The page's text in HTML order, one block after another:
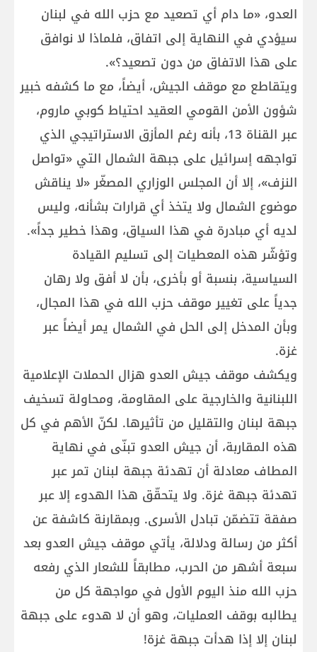
العدو، «ما دام أي تصعيد مع حزب الله في لبنان
سيؤدي في النهاية إلى اتفاق، فلماذا لا نوافق
على هذا الاتفاق من دون تصعيد؟».
ويتقاطع مع موقف الجيش، أيضاً، مع ما كشفه خبير
شؤون الأمن القومي العقيد احتياط كوبي ماروم،
عبر القناة 13، بأنه رغم المأزق الاستراتيجي الذي
تواجهه إسرائيل على جبهة الشمال التي «تواصل
النزف»، إلا أن المجلس الوزاري المصغّر «لا يناقش
موضوع الشمال ولا يتخذ أي قرارات بشأنه، وليس
لديه أي مبادرة في هذا السياق، وهذا خطير جداً».
وتؤشّر هذه المعطيات إلى تسليم القيادة
السياسية، بنسبة أو بأخرى، بأن لا أفق ولا رهان
جدياً على تغيير موقف حزب الله في هذا المجال،
وبأن المدخل إلى الحل في الشمال يمر أيضاً عبر
غزة.
ويكشف موقف جيش العدو هزال الحملات الإعلامية
اللبنانية والخارجية على المقاومة، ومحاولة تسخيف
جبهة لبنان والتقليل من تأثيرها. لكنّ الأهم في كل
هذه المقاربة، أن جيش العدو تبنّى في نهاية
المطاف معادلة أن تهدئة جبهة لبنان تمر عبر
تهدئة جبهة غزة. ولا يتحقّق هذا الهدوء إلا عبر
صفقة تتضمّن تبادل الأسرى. وبمقارنة كاشفة عن
أكثر من رسالة ودلالة، يأتي موقف جيش العدو بعد
سبعة أشهر من الحرب، مطابقاً للشعار الذي رفعه
حزب الله منذ اليوم الأول في مواجهة كل من
يطالبه بوقف العمليات، وهو أن لا هدوء على جبهة
لبنان إلا إذا هدأت جبهة غزة!